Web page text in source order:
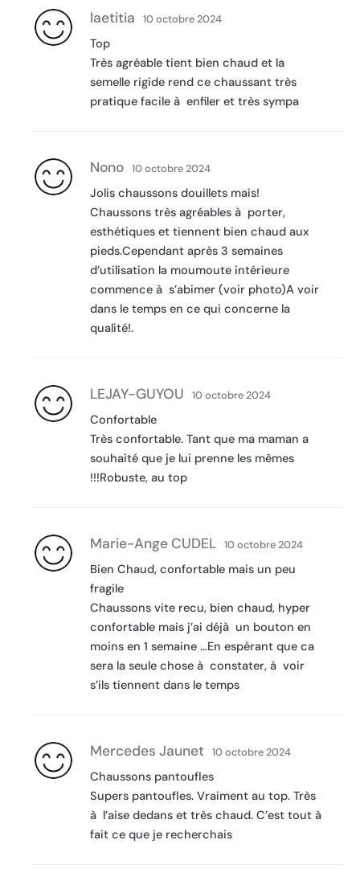
laetitia 10 octobre 2024
Top
Très agréable tient bien chaud et la
semelle rigide rend ce chaussant très
pratique facile à enfiler et très sympa
Nono 10 octobre 2024
Jolis chaussons douillets mais!
Chaussons très agréables à porter,
esthétiques et tiennent bien chaud aux
pieds.Cependant après 3 semaines
d’utilisation la moumoute intérieure
commence à s’abimer (voir photo)A voir
dans le temps en ce qui concerne la
qualité!.
LEJAY-GUYOU 10 octobre 2024
Confortable
Très confortable. Tant que ma maman a
souhaité que je lui prenne les mêmes
!!!Robuste, au top
Marie-Ange CUDEL 10 octobre 2024
Bien Chaud, confortable mais un peu
fragile
Chaussons vite recu, bien chaud, hyper
confortable mais j’ai déjà un bouton en
moins en 1 semaine …En espérant que ca
sera la seule chose à constater, à voir
s’ils tiennent dans le temps
Mercedes Jaunet 10 octobre 2024
Chaussons pantoufles
Supers pantoufles. Vraiment au top. Très
à l’aise dedans et très chaud. C’est tout à
fait ce que je recherchais